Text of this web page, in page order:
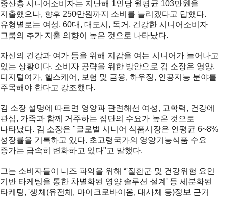
중산층 시니어소비자는 지난해 1인당 월평균 103만원을
지출했으나, 향후 250만원까지 소비를 늘리겠다고 답했다.
유형별로는 여성, 60대, 대도시, 독거, 건강한 시니어소비자
그룹의 추가 지출 의향이 높은 것으로 나타났다.
자신의 건강과 여가 등을 위해 지갑을 여는 시니어가 늘어나고
있는 상황이다. 소비자 공략을 위한 방안으로 김 소장은 영양,
디지털여가, 헬스케어, 보험 및 금융, 하우징, 인공지능 분야를
주목해야 한다고 강조했다.
김 소장 설명에 따르면 영양과 관련해선 여성, 고학력, 건강에
관심, 가족과 함께 거주하는 집단의 수요가 높은 것으로
나타났다. 김 소장은 "글로벌 시니어 식품시장은 연평균 6~8%
성장률을 기록하고 있다. 초고령국가의 영양기능식품 수요
증가는 급속히 변화하고 있다"고 말했다.
그는 소비자들이 니즈 파악을 위해 “'질환군 및 건강위험 요인
기반 타케팅을 통한 차별화된 영양 솔루션 설계' 등 세분화된
타케팅, '생체(유전체, 마이크로바이옴, 대사체 등)정보 근거